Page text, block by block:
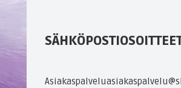
Asiakaspalvelu